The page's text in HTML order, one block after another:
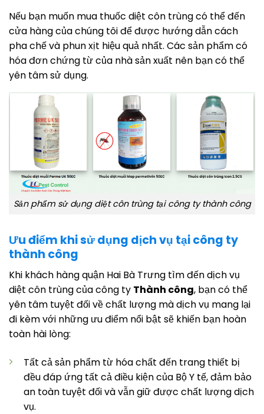
Nếu bạn muốn mua thuốc diệt côn trùng có thể đến
cửa hàng của chúng tôi để được hướng dẫn cách
pha chế và phun xịt hiệu quả nhất. Các sản phẩm có
hóa đơn chứng từ của nhà sản xuất nên bạn có thể
yên tâm sử dụng.
Sản phẩm sử dụng diệt côn trùng tại công ty thành công
Ưu điểm khi sử dụng dịch vụ tại công ty
thành công
Khi khách hàng quận Hai Bà Trưng tìm đến dịch vụ
diệt côn trùng của công ty Thành công, bạn có thể
yên tâm tuyệt đối về chất lượng mà dịch vụ mang lại
đi kèm với những ưu điểm nổi bật sẽ khiến bạn hoàn
toàn hài lòng:
Tất cả sản phẩm từ hóa chất đến trang thiết bị
đều đáp ứng tất cả điều kiện của Bộ Y tế, đảm bảo
an toàn tuyệt đối và vẫn giữ được chất lượng dịch
vụ.